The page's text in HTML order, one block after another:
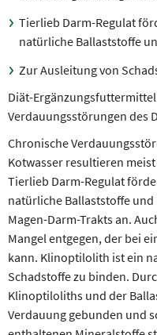
Tierlieb Darm-Regulat
natürliche Ballaststoffe
Zur Ausleitung von
Diät-
Verdauungsstörungen des
Chronische
Kotwasser resultieren
Tierlieb Darm-Regulat
natürliche Ballaststoffe
Magen-Darm-Trakts an.
Mangel entgegen, der bei
kann. Klinoptilolith ist ein
Schadstoffe zu binden.
Klinoptiloliths und der
Verdauung gebunden und